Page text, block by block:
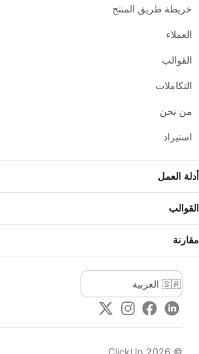
خريطة طريق المنتج
العملاء
القوالب
التكاملات
من نحن
استيراد
أدلة العمل
القوالب
مقارنة
LinkedIn
Facebook
Instagram
Twitter
©
2026